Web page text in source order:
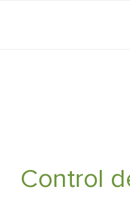
Control